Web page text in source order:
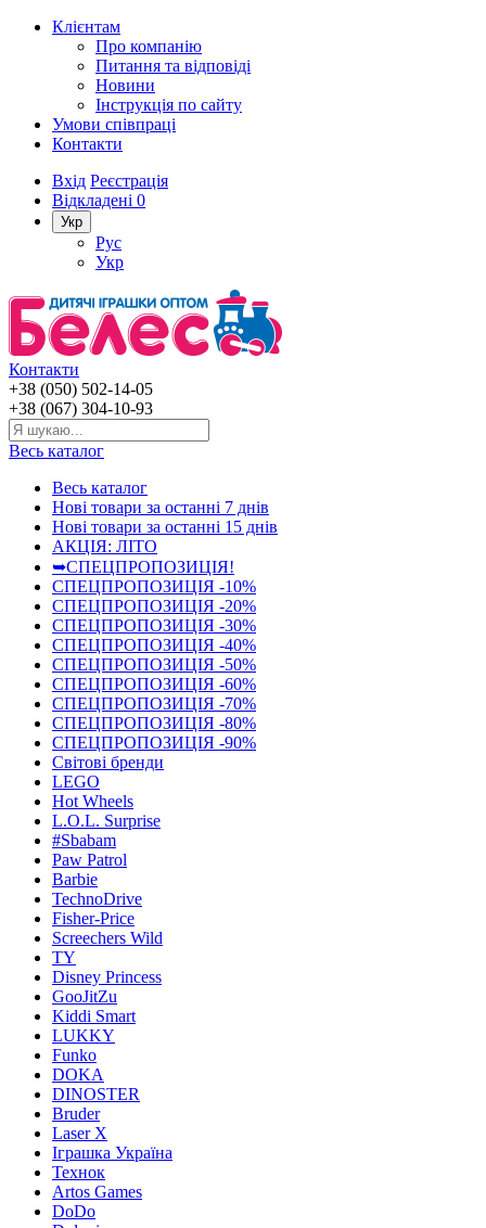
Клієнтам
Про компанію
Питання та відповіді
Новини
Інструкція по сайту
Умови співпраці
Контакти
Вхід Реєстрація
Відкладені 0
Укр
Рус
Укр
Контакти
+38 (050) 502-14-05
+38 (067) 304-10-93
Весь каталог
Весь каталог
Нові товари за останнi 7 днiв
Нові товари за останнi 15 днiв
АКЦІЯ: ЛІТО
➥СПЕЦПРОПОЗИЦІЯ!
СПЕЦПРОПОЗИЦІЯ -10%
СПЕЦПРОПОЗИЦІЯ -20%
СПЕЦПРОПОЗИЦІЯ -30%
СПЕЦПРОПОЗИЦІЯ -40%
СПЕЦПРОПОЗИЦІЯ -50%
СПЕЦПРОПОЗИЦІЯ -60%
СПЕЦПРОПОЗИЦІЯ -70%
СПЕЦПРОПОЗИЦІЯ -80%
СПЕЦПРОПОЗИЦІЯ -90%
Світові бренди
LEGO
Hot Wheels
L.O.L. Surprise
#Sbabam
Paw Patrol
Barbie
TechnoDrive
Fisher-Price
Screechers Wild
TY
Disney Princess
GooJitZu
Kiddi Smart
LUKKY
Funko
DOKA
DINOSTER
Bruder
Laser X
Іграшка Україна
Технок
Artos Games
DoDo